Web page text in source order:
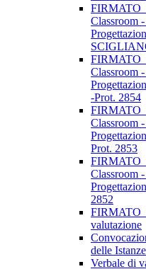
Classroom
Classroom
-Prot. 2854
Classroom
Prot. 2853
Classroom
2852
valutazione
delle
Verbale di